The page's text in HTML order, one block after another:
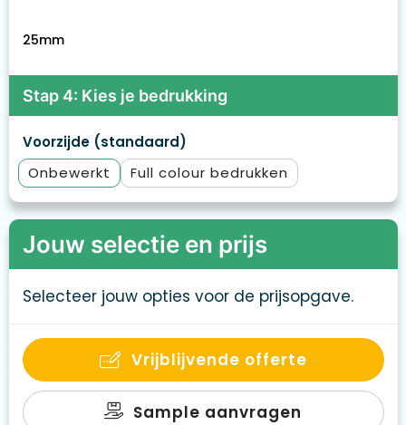
25mm
Stap 4: Kies je bedrukking
Voorzijde (standaard)
Onbewerkt
Full colour
Jouw selectie en prijs
Selecteer jouw opties voor de prijsopgave.
Vrijblijvende offerte
Sample aanvragen